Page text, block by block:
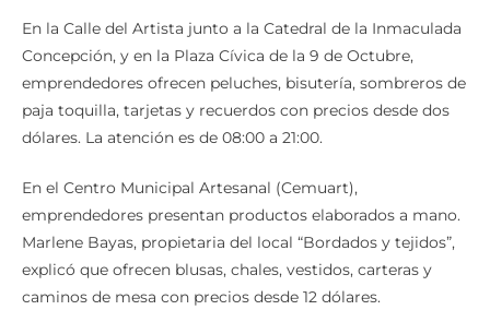
En la Calle del Artista junto a la Catedral de la Inmaculada
Concepción, y en la Plaza Cívica de la 9 de Octubre,
emprendedores ofrecen peluches, bisutería, sombreros de
paja toquilla, tarjetas y recuerdos con precios desde dos
dólares. La atención es de 08:00 a 21:00.
En el Centro Municipal Artesanal (Cemuart),
emprendedores presentan productos elaborados a mano.
Marlene Bayas, propietaria del local “Bordados y tejidos”,
explicó que ofrecen blusas, chales, vestidos, carteras y
caminos de mesa con precios desde 12 dólares.